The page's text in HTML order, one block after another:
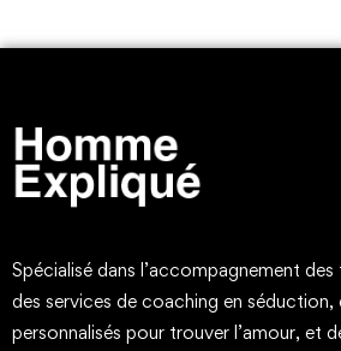
Spécialisé dans l’accompagnement
des services de coaching en séduction,
personnalisés pour trouver l’amour, et